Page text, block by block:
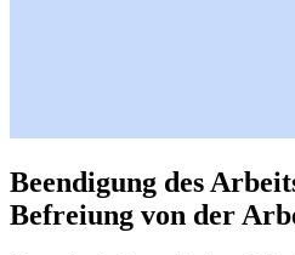
Beendigung des
Befreiung von der